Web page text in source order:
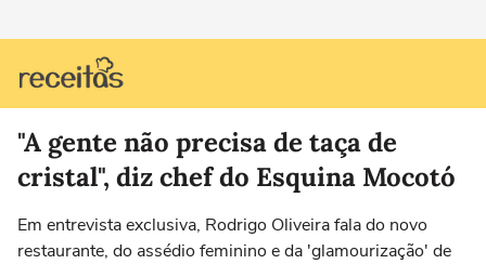
"A gente não precisa de taça de
cristal", diz chef do Esquina Mocotó
Em entrevista exclusiva, Rodrigo Oliveira fala do novo
restaurante, do assédio feminino e da 'glamourização' de